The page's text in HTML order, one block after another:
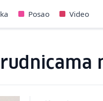
Posao Video